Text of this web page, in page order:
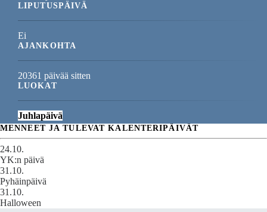
LIPUTUSPÄIVÄ
Ei
AJANKOHTA
20361 päivää sitten
LUOKAT
Juhlapäivä
MENNEET JA TULEVAT KALENTERIPÄIVÄT
24.10.
YK:n päivä
31.10.
Pyhäinpäivä
31.10.
Halloween